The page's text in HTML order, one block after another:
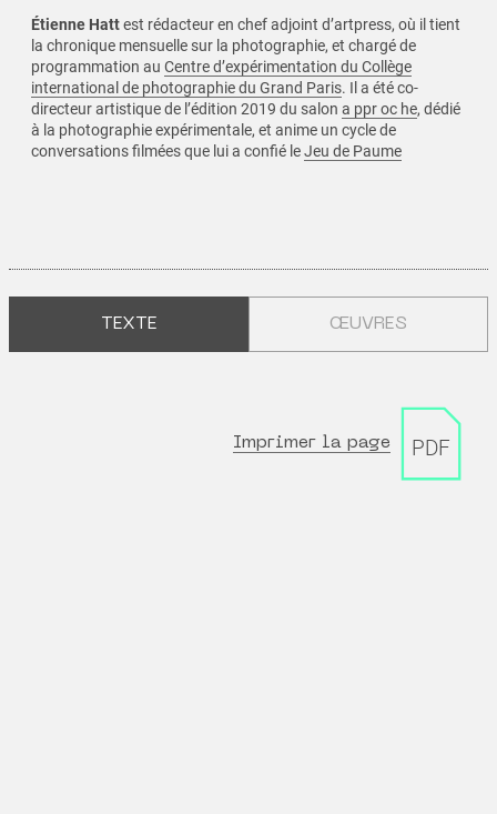
TEXTE ŒUVRES
Étienne Hattest rédacteur en chef adjoint d’artpress, où il tient
la chronique mensuelle sur la photographie, et chargé de
programmation au Centre d’expérimentation du Collège
international de photographie du Grand Paris. Il a été co-
directeur artistique de l’édition 2019 du salon a ppr oc he, dédié
à la photographie expérimentale, et anime un cycle de
conversations filmées que lui a confié leJeu de Paume
Imprimer la page PDF